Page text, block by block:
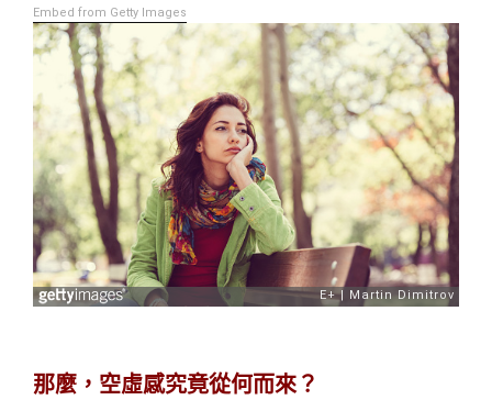
Embed from Getty Images
那麼，空虛感究竟從何而來？